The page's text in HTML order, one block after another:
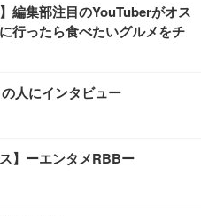
編集部注目のYouTuberがオス
行ったら食べたいグルメをチ
人にインタビュー
】ーエンタメRBBー